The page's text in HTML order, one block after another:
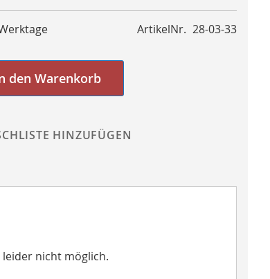
ArtikelNr. 28-03-33
den Warenkorb
HINZUFÜGEN
nicht möglich.